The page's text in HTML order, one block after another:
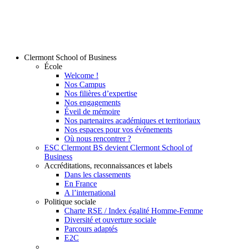
Clermont School of Business
École
Welcome !
Nos Campus
Nos filières d’expertise
Nos engagements
Éveil de mémoire
Nos partenaires académiques et territoriaux
Nos espaces pour vos événements
Où nous rencontrer ?
ESC Clermont BS devient Clermont School of
Business
Accréditations, reconnaissances et labels
Dans les classements
En France
A l’international
Politique sociale
Charte RSE / Index égalité Homme-Femme
Diversité et ouverture sociale
Parcours adaptés
E2C